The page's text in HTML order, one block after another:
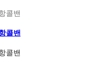
콜밴
콜밴
콜밴